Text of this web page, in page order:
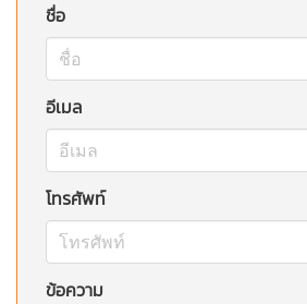
ชื่อ
อีเมล
โทรศัพท์
ข้อความ